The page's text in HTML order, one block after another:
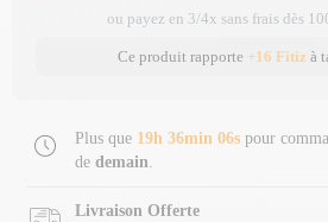
ou payez en 3/4x sans frais dès
Ce produit rapporte +16 Fitiz à
Plus que 19h 36min 06s pour
de demain.
Livraison Offerte